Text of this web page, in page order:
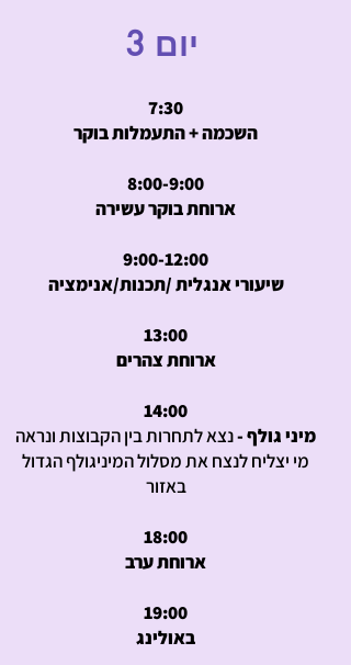
3 יום
7:30
השכמה + התעמלות בוקר
8:00-9:00
ארוחת בוקר עשירה
9:00-12:00
שיעורי אנגלית /תכנות/אנימציה
13:00
ארוחת צהרים
14:00
מיני גולף -נצא לתחרות בין הקבוצות ונראה
מי יצליח לנצח את מסלול המיניגולף הגדול
באזור
18:00
ארוחת ערב
19:00
באולינג